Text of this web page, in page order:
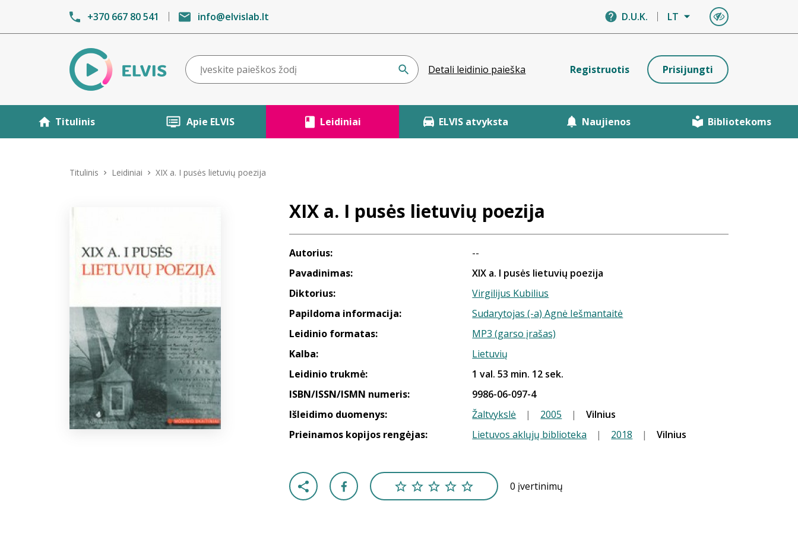
+370 667 80 541 info@elvislab.lt D.U.K. LT
Detali leidinio paieška Registruotis Prisijungti
Titulinis Apie ELVIS Leidiniai ELVIS atvyksta Naujienos Bibliotekoms
Titulinis Leidiniai XIX a. I pusės lietuvių poezija
XIX a. I pusės lietuvių poezija
Autorius:
--
Pavadinimas:
XIX a. I pusės lietuvių poezija
Diktorius:
Virgilijus Kubilius
Papildoma informacija:
Sudarytojas (-a) Agnė Iešmantaitė
Leidinio formatas:
MP3 (garso įrašas)
Kalba:
Lietuvių
Leidinio trukmė:
1 val. 53 min. 12 sek.
ISBN/ISSN/ISMN numeris:
9986-06-097-4
Išleidimo duomenys:
Žaltvykslė | 2005 |
Vilnius
Prieinamos kopijos rengėjas:
Lietuvos aklųjų biblioteka | 2018 | Vilnius
0 įvertinimų